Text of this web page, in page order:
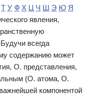
Т У Ф Х Ц Ч Ш Э Ю Я
явления,
всегда
содержанию может
О. представления,
(О. атома, О.
компонентой